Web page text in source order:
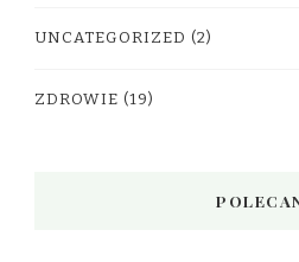
UNCATEGORIZED (2)
ZDROWIE (19)